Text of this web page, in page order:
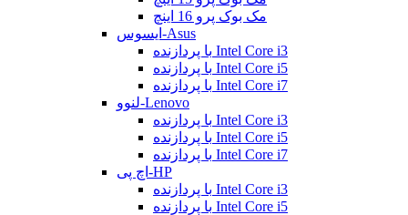
مک بوک پرو 16 اینچ
ایسوس-Asus
با پردازنده Intel Core i3
با پردازنده Intel Core i5
با پردازنده Intel Core i7
لنوو-Lenovo
با پردازنده Intel Core i3
با پردازنده Intel Core i5
با پردازنده Intel Core i7
اچ پی-HP
با پردازنده Intel Core i3
با پردازنده Intel Core i5